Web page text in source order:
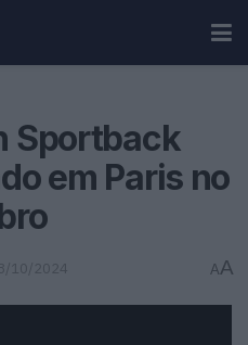
Sportback
em Paris no
10/2024 AA